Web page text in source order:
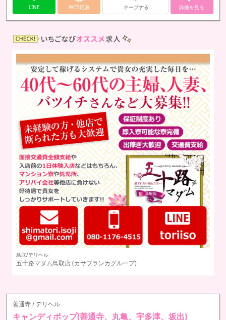
LINE WEB応募 キープする 詳細を見る
鳥取/デリヘル
五十路マダム鳥取店(カサブランカグループ)
善通寺 / デリヘル
キャンディポップ(善通寺、丸亀、宇多津、坂出)